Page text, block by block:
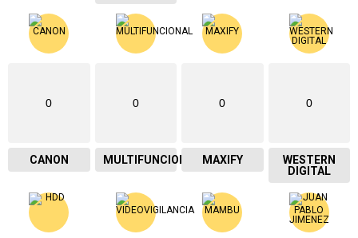
0
CANON
0
MULTIFUNCIONAL
0
MAXIFY
0
WESTERN
DIGITAL